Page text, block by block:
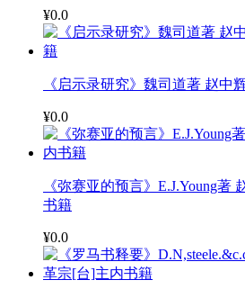
¥0.0
《启示录研究》魏司道著 赵中
¥0.0
《弥赛亚的预言》E.J.Young著
书籍
¥0.0